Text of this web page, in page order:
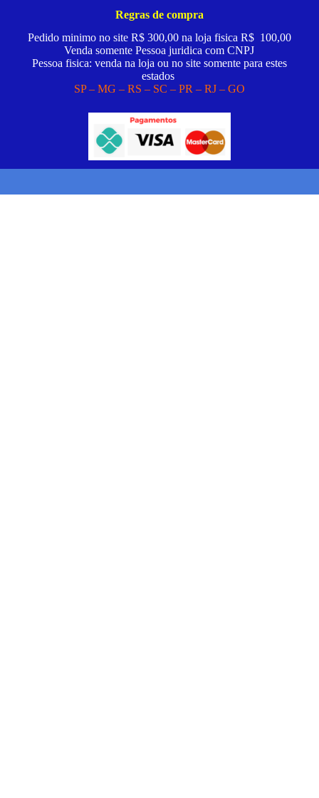
Regras de compra
Pedido minimo no site R$ 300,00 na loja fisica R$ 100,00
Venda somente Pessoa juridica com CNPJ
Pessoa fisica: venda na loja ou no site somente para estes
estados
SP – MG – RS – SC – PR – RJ – GO